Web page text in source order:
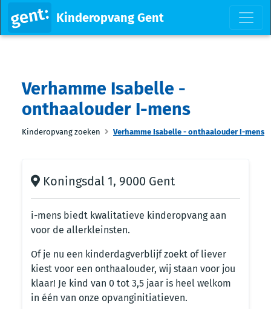
Kinderopvang Gent
Verhamme Isabelle -
onthaalouder I-mens
Kinderopvang zoeken Verhamme Isabelle - onthaalouder I-mens
Koningsdal 1, 9000 Gent
i-mens biedt kwalitatieve kinderopvang aan
voor de allerkleinsten.
Of je nu een kinderdagverblijf zoekt of liever
kiest voor een onthaalouder, wij staan voor jou
klaar! Je kind van 0 tot 3,5 jaar is heel welkom
in één van onze opvanginitiatieven.